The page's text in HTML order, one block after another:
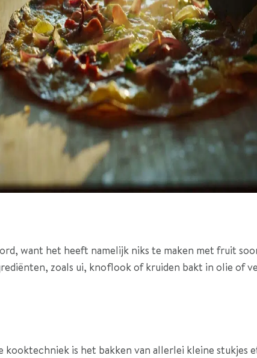
want het heeft namelijk niks te maken met fruit
zoals ui, knoflook of kruiden bakt in olie of
kooktechniek is het bakken van allerlei kleine stukjes